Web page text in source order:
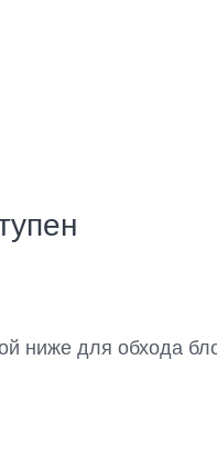
ниже для обхода